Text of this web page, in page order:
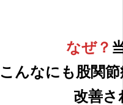
なぜ？
こんなにも股関
改善さ